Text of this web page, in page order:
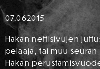
07.062015
Hakan nettisivujen
pelaaja, tai muu
Hakan